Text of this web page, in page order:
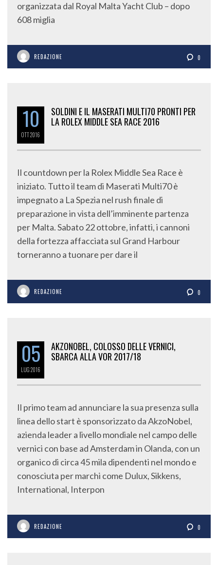
organizzata dal Royal Malta Yacht Club – dopo
608 miglia
REDAZIONE 0
10
OTT2016
SOLDINI E IL MASERATI MULTI70 PRONTI PER
LA ROLEX MIDDLE SEA RACE 2016
Il countdown per la Rolex Middle Sea Race è
iniziato. Tutto il team di Maserati Multi70 è
impegnato a La Spezia nel rush finale di
preparazione in vista dell’imminente partenza
per Malta. Sabato 22 ottobre, infatti, i cannoni
della fortezza affacciata sul Grand Harbour
torneranno a tuonare per dare il
REDAZIONE 0
05
LUG2016
AKZONOBEL, COLOSSO DELLE VERNICI,
SBARCA ALLA VOR 2017/18
Il primo team ad annunciare la sua presenza sulla
linea dello start è sponsorizzato da AkzoNobel,
azienda leader a livello mondiale nel campo delle
vernici con base ad Amsterdam in Olanda, con un
organico di circa 45 mila dipendenti nel mondo e
conosciuta per marchi come Dulux, Sikkens,
International, Interpon
REDAZIONE 0